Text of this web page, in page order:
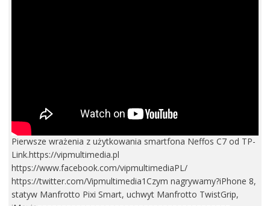
Pierwsze wrażenia z użytkowania smartfona Neffos C7 od TP-
Link.https://vipmultimedia.pl
https://www.facebook.com/vipmultimediaPL/
https://twitter.com/Vipmultimedia1Czym nagrywamy?iPhone 8,
statyw Manfrotto Pixi Smart, uchwyt Manfrotto TwistGrip,